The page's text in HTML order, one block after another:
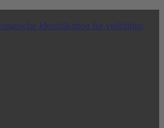
Identifikation für vielfältige